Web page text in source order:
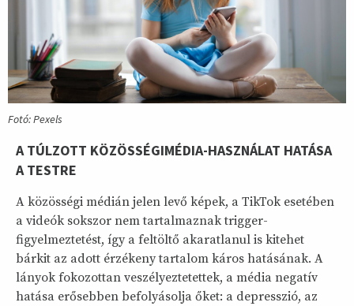
Fotó: Pexels
A TÚLZOTT KÖZÖSSÉGIMÉDIA-HASZNÁLAT HATÁSA
A TESTRE
A közösségi médián jelen levő képek, a TikTok esetében
a videók sokszor nem tartalmaznak trigger-
figyelmeztetést, így a feltöltő akaratlanul is kitehet
bárkit az adott érzékeny tartalom káros hatásának. A
lányok fokozottan veszélyeztetettek, a média negatív
hatása erősebben befolyásolja őket: a depresszió, az